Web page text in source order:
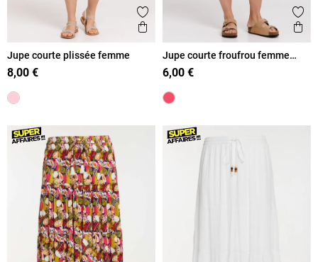
Ajouter aux favoris
Aperçu rapide
Jupe courte plissée femme
8,00 €
Jupe courte froufrou femme
rose fiesta
6,00 €